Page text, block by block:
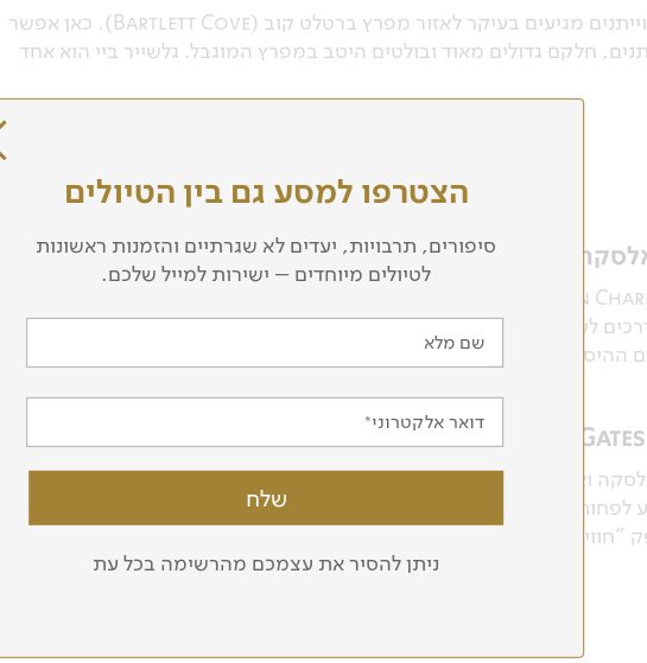
השמורה אמנם די גדולה אבל אוהבי הלווייתנים מגיעים בעיקר לאזור מפרץ ברטלט קוב (Bartlett Cove). כאן אפשר
חלקם גדולים מאוד ובולטים היטב במפרץ המוגבל. גלשייר ביי הוא אחד
לשוט בנהרות, אבל כולן מותירות במבקרים חוויה חזקה מאוד בזכות
ההיסטוריים שמשמרים את הבהלה לזהב, שחלפה כאן בסערה, ובעיקר
ואחת הצפוניות ביותר בעולם. המבקרים מגיעים לשמורה בעזרת
לפחות במרחבי חוג הקוטב. החוויה המסעירה הזאת דורשת כושר הישרדות
של פעם בחיים". אחת האפשרויות המעניינות היא לשוט לאורך נהר
הצטרפו למסע גם בין הטיולים
סיפורים, תרבויות, יעדים לא שגרתיים והזמנות ראשונות
לטיולים מיוחדים – ישירות למייל שלכם.
שם מלא
דואר אלקטרוני
ניתן להסיר את עצמכם מהרשימה בכל עת